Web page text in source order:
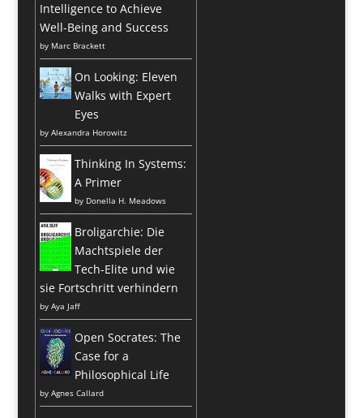
Intelligence to Achieve
Well-Being and Success
by Marc Brackett
On Looking: Eleven
Walks with Expert
Eyes
by Alexandra Horowitz
Thinking In Systems:
A Primer
by Donella H. Meadows
Broligarchie: Die
Machtspiele der
Tech-Elite und wie
sie Fortschritt verhindern
by Aya Jaff
Open Socrates: The
Case for a
Philosophical Life
by Agnes Callard